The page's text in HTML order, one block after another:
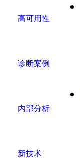
高可用性
诊断案例
内部分析
新技术